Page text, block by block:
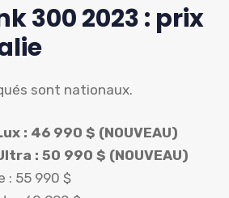
300 2023 : prix
sont nationaux.
: 46 990 $ (NOUVEAU)
: 50 990 $ (NOUVEAU)
: 55 990 $